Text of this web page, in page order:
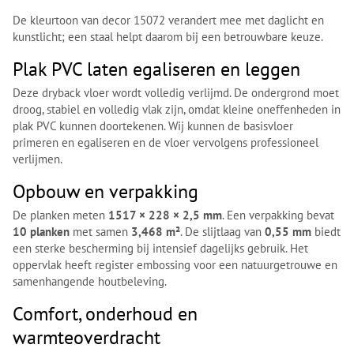
De kleurtoon van decor 15072 verandert mee met daglicht en
kunstlicht; een staal helpt daarom bij een betrouwbare keuze.
Plak PVC laten egaliseren en leggen
Deze dryback vloer wordt volledig verlijmd. De ondergrond moet
droog, stabiel en volledig vlak zijn, omdat kleine oneffenheden in
plak PVC kunnen doortekenen. Wij kunnen de basisvloer
primeren en egaliseren en de vloer vervolgens professioneel
verlijmen.
Opbouw en verpakking
De planken meten 1517 × 228 × 2,5 mm. Een verpakking bevat
10 planken met samen 3,468 m². De slijtlaag van 0,55 mm biedt
een sterke bescherming bij intensief dagelijks gebruik. Het
oppervlak heeft register embossing voor een natuurgetrouwe en
samenhangende houtbeleving.
Comfort, onderhoud en
warmteoverdracht